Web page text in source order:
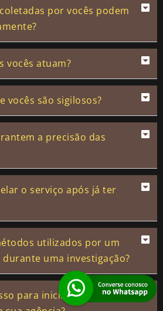
por vocês podem
vocês atuam?
vocês são sigilosos?
a precisão das
o serviço após já ter
utilizados por um
uma investigação?
para iniciar uma